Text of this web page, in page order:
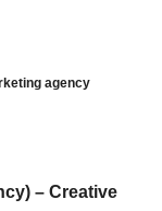
agency
– Creative